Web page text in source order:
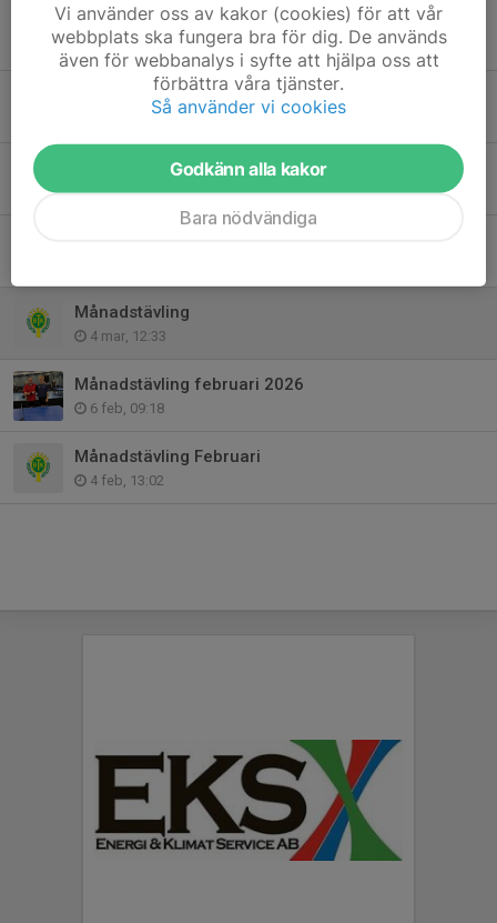
Klubbmästerskap
11 mar, 15:11
Månadstävling Mars
5 mar, 23:08
Slutsegrare i motionens månadstävlingar
5 mar, 23:01
Månadstävling
4 mar, 12:33
Månadstävling februari 2026
6 feb, 09:18
Månadstävling Februari
4 feb, 13:02
Vi använder oss av kakor (cookies) för att vår
webbplats ska fungera bra för dig. De används
även för webbanalys i syfte att hjälpa oss att
förbättra våra tjänster.
Så använder vi cookies
Godkänn alla kakor
Bara nödvändiga